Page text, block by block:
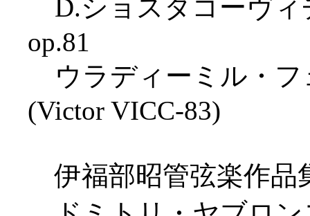
D.ショスタコーヴ
op.81
ウラディーミル・フ
(Victor VICC-83)
伊福部昭管弦楽作品